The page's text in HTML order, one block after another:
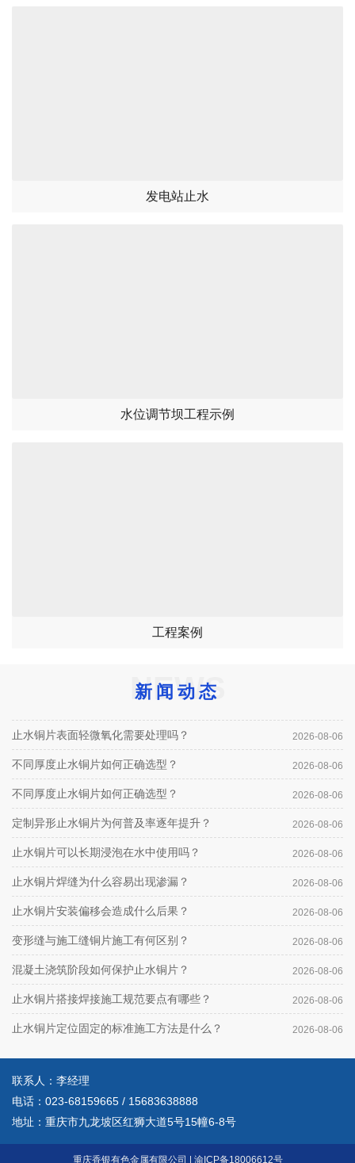
发电站止水
水位调节坝工程示例
工程案例
NEWS
新闻动态
止水铜片表面轻微氧化需要处理吗？ 2026-08-06
不同厚度止水铜片如何正确选型？ 2026-08-06
不同厚度止水铜片如何正确选型？ 2026-08-06
定制异形止水铜片为何普及率逐年提升？ 2026-08-06
止水铜片可以长期浸泡在水中使用吗？ 2026-08-06
止水铜片焊缝为什么容易出现渗漏？ 2026-08-06
止水铜片安装偏移会造成什么后果？ 2026-08-06
变形缝与施工缝铜片施工有何区别？ 2026-08-06
混凝土浇筑阶段如何保护止水铜片？ 2026-08-06
止水铜片搭接焊接施工规范要点有哪些？ 2026-08-06
止水铜片定位固定的标准施工方法是什么？ 2026-08-06
联系人：李经理
电话： 023-68159665 / 15683638888
地址：重庆市九龙坡区红狮大道5号15幢6-8号
重庆香银有色金属有限公司 渝ICP备18006612号